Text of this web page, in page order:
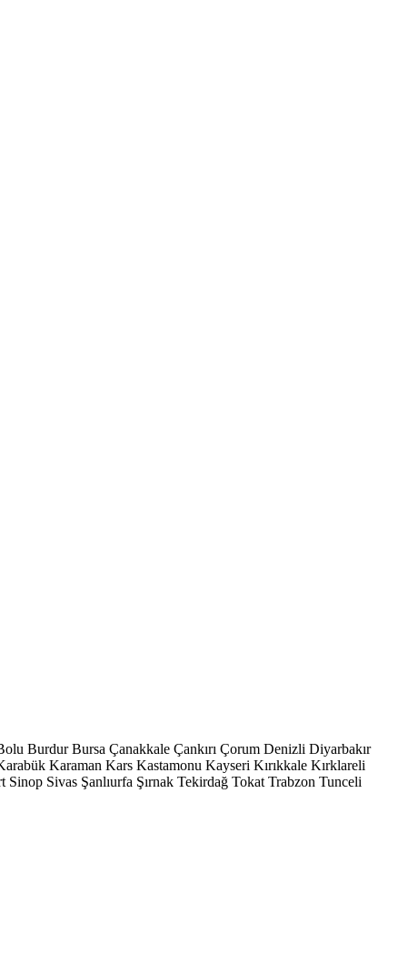
Burdur Bursa Çanakkale Çankırı Çorum Denizli Diyarbakır
Karaman Kars Kastamonu Kayseri Kırıkkale Kırklareli
Sinop Sivas Şanlıurfa Şırnak Tekirdağ Tokat Trabzon Tunceli